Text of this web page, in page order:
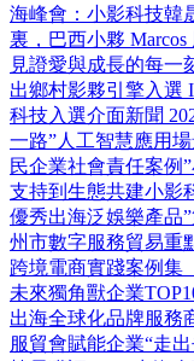
海峰會：小影科技韓
裏，巴西小夥
見證愛與成長的每一
出鄉村影夥引擎入選
科技入選介面新聞
一路”人工智慧應用場
民企業社會責任案例”
支持到生態共建小影
優秀出海泛娛樂產品”
州市數字服務貿易重
跨境電商實踐案例集
未來獨角獸企業
出海全球化品牌服務
服貿會賦能企業“走